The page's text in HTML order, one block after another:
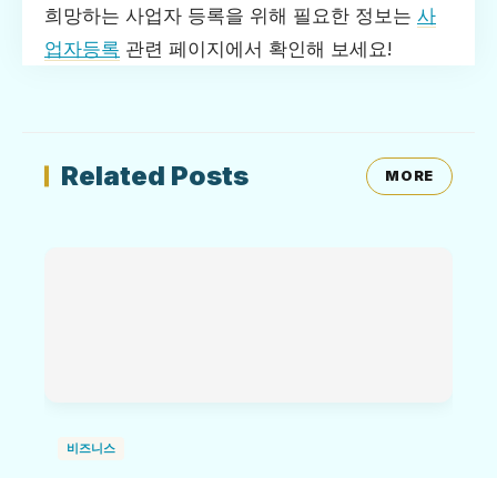
희망하는 사업자 등록을 위해 필요한 정보는 사
업자등록 관련 페이지에서 확인해 보세요!
Related Posts MORE
비즈니스